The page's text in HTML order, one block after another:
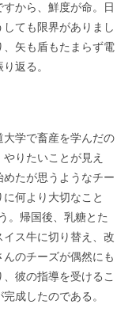
から、鮮度が命。日
ても限界がありまし
矢も盾もたまらず電
返る。
学で畜産を学んだの
りたいことが見え
たが思うようなチー
何より大切なこと
。帰国後、乳糖とた
ス牛に切り替え、改
のチーズが偶然にも
彼の指導を受けるこ
成したのである。